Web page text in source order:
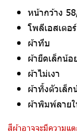
หน้ากว้าง
โพลีเอสเตอ
ผ้าทึบ
ผ้ายืดเล็กน้อ
ผ้าไม่เงา
ผ้าทิ้งตัวเล็ก
ผ้าพิมพ์ลาย
สีผ้าอาจจะมีความแ